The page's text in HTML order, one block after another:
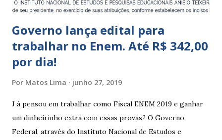
Governo lança edital para
trabalhar no Enem. Até R$ 342,00
por dia!
Por Matos Lima junho 27, 2019
J á pensou em trabalhar como Fiscal ENEM 2019 e ganhar
um dinheirinho extra com essas provas? O Governo
Federal, através do Instituto Nacional de Estudos e